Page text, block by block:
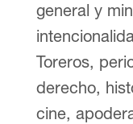
general y
Toreros,
derecho,
cine,